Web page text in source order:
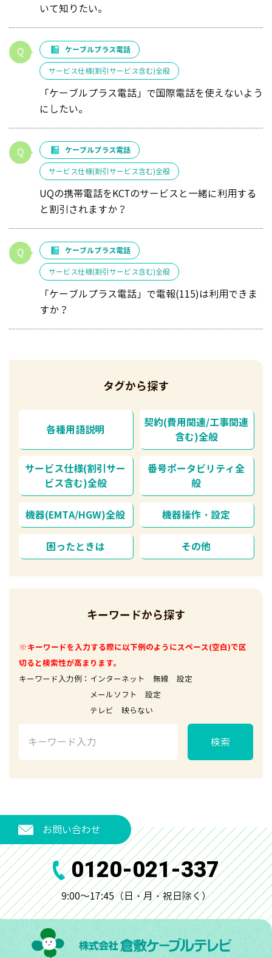
いて知りたい。
ケーブルプラス電話
サービス仕様(割引サービス含む)全般
「ケーブルプラス電話」で国際電話を使えないよう
にしたい。
ケーブルプラス電話
サービス仕様(割引サービス含む)全般
UQの携帯電話をKCTのサービスと一緒に利用する
と割引されますか？
ケーブルプラス電話
サービス仕様(割引サービス含む)全般
「ケーブルプラス電話」で電報(115)は利用できま
すか？
タグから探す
各種用語説明
契約(費用関連/工事関連
含む)全般
サービス仕様(割引サー
ビス含む)全般
番号ポータビリティ全
般
機器(EMTA/HGW)全般 機器操作・設定
困ったときは その他
キーワードから探す
※キーワードを入力する際に以下例のようにスペース(空白)で区
切ると検索性が高まります。
キーワード入力例：インターネット 無線 設定
メールソフト 設定
テレビ 映らない
検索
お問い合わせ
0120-021-337
9:00～17:45（日・月・祝日除く）